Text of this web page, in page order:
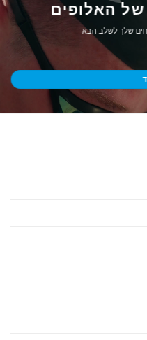
האלופים
שלך לשלב הבא